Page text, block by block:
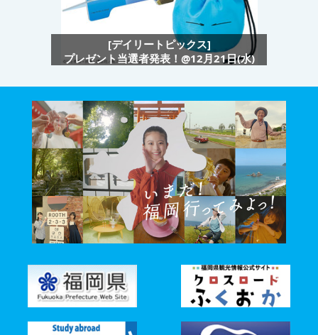
[デイリートピックス]
プレゼント当選者発表！@12月21日(水)